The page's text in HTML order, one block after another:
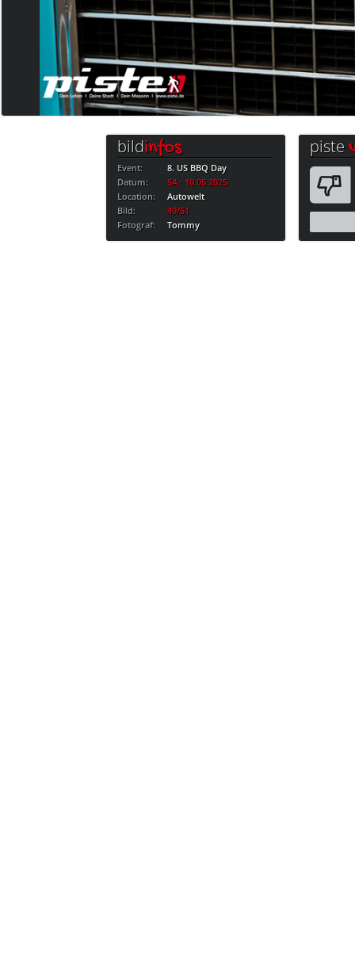
bildinfos
Event:
8. US BBQ Day
Datum:
SA · 10.05.2025
Location:
Autowelt
Bild:
49/51
Fotograf:
Tommy
piste